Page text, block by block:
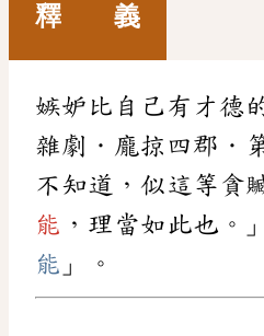
釋 義
嫉妒比自己有才德
雜劇．龐掠四郡．
不知道，似這等貪
能 ，理當如此也。
能 」。